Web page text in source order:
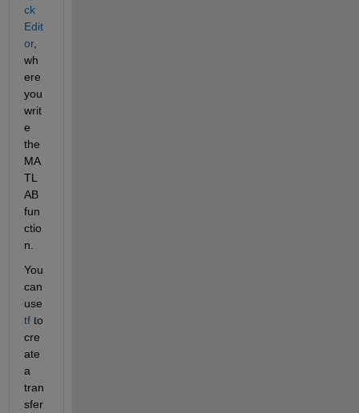
ck
Edit
or,
wh
ere
you
writ
e
the
MA
TL
AB
fun
ctio
n.
You
can
tf to
cre
ate
a
tran
sfer